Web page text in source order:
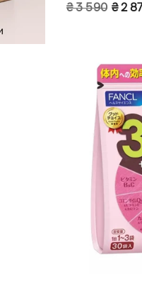
₴ 3 590 ₴ 2